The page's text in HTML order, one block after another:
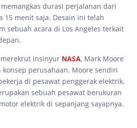
durasi perjalanan dari
15 menit saja. Desain ini telah
sebuah acara di Los Angeles terkait
insinyur NASA, Mark Moore
konsep perusahaan. Moore sendiri
di pesawat penggerak elektrik,
sebuah pesawat berukuran
elektrik di sepanjang sayapnya.